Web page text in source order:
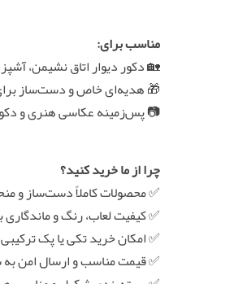
مناسب برای:
🏡 دکور دیوار اتاق نشیمن،
🎁 هدیه‌ای خاص و دست‌ساز
📷 پس‌زمینه عکاسی هنری و
چرا از ما خرید کنید؟
✅ محصولات کاملاً دست‌ساز و
✅ کیفیت لعاب، رنگ و ماندگاری
✅ امکان خرید تکی یا پک ترکیبی
✅ قیمت مناسب و ارسال امن